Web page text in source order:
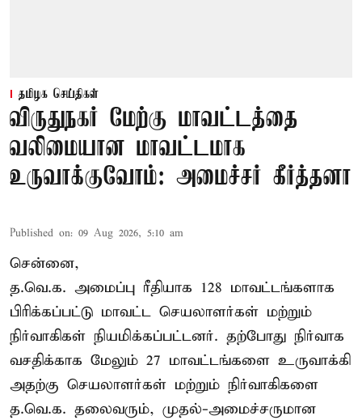
தமிழக செய்திகள்
விருதுநகர் மேற்கு மாவட்டத்தை
வலிமையான மாவட்டமாக
உருவாக்குவோம்: அமைச்சர் கீர்த்தனா
Published on: 09 Aug 2026, 5:10 am
சென்னை,
த.வெ.க. அமைப்பு ரீதியாக 128 மாவட்டங்களாக
பிரிக்கப்பட்டு மாவட்ட செயலாளர்கள் மற்றும்
நிர்வாகிகள் நியமிக்கப்பட்டனர். தற்போது நிர்வாக
வசதிக்காக மேலும் 27 மாவட்டங்களை உருவாக்கி
அதற்கு செயலாளர்கள் மற்றும் நிர்வாகிகளை
த.வெ.க. தலைவரும், முதல்-அமைச்சருமான